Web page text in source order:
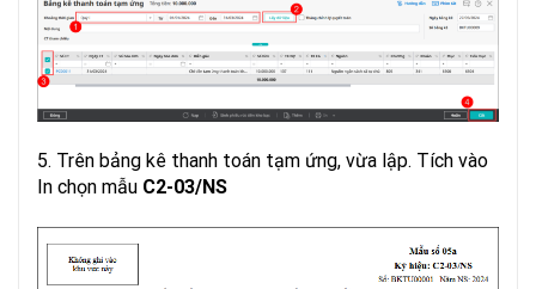
5. Trên bảng kê thanh toán tạm ứng, vừa lập. Tích vào
In chọn mẫu C2-03/NS